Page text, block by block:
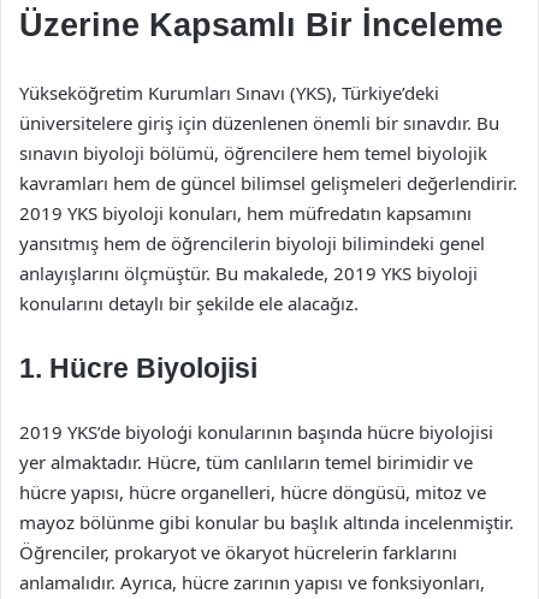
Üzerine Kapsamlı Bir İnceleme
Yükseköğretim Kurumları Sınavı (YKS), Türkiye’deki
üniversitelere giriş için düzenlenen önemli bir sınavdır. Bu
sınavın biyoloji bölümü, öğrencilere hem temel biyolojik
kavramları hem de güncel bilimsel gelişmeleri değerlendirir.
2019 YKS biyoloji konuları, hem müfredatın kapsamını
yansıtmış hem de öğrencilerin biyoloji bilimindeki genel
anlayışlarını ölçmüştür. Bu makalede, 2019 YKS biyoloji
konularını detaylı bir şekilde ele alacağız.
1. Hücre Biyolojisi
2019 YKS’de biyoloģi konularının başında hücre biyolojisi
yer almaktadır. Hücre, tüm canlıların temel birimidir ve
hücre yapısı, hücre organelleri, hücre döngüsü, mitoz ve
mayoz bölünme gibi konular bu başlık altında incelenmiştir.
Öğrenciler, prokaryot ve ökaryot hücrelerin farklarını
anlamalıdır. Ayrıca, hücre zarının yapısı ve fonksiyonları,